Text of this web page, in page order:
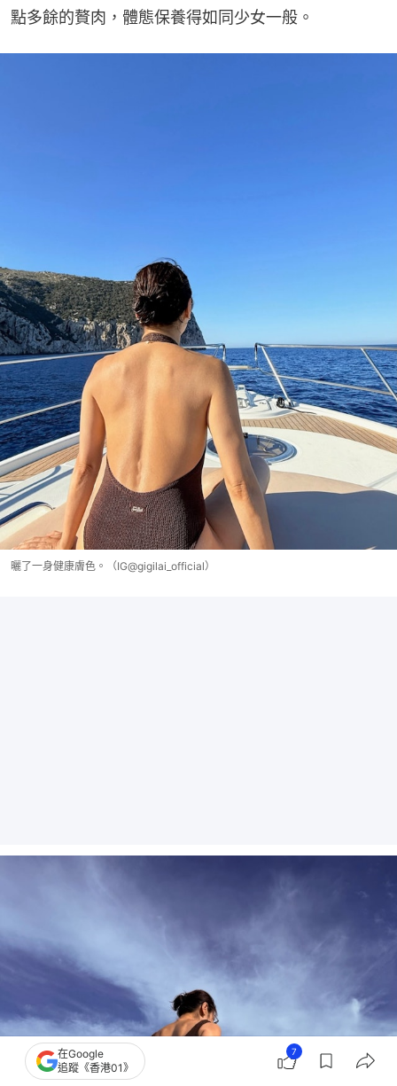
點多餘的贅肉，體態保養得如同少女一般。
曬了一身健康膚色。（IG@gigilai_official）
在Google
追蹤《香港01》
7